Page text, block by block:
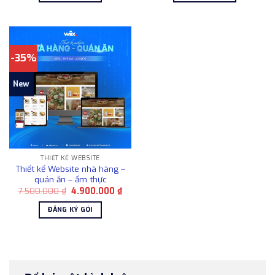
-35%
New
THIẾT KẾ WEBSITE
Thiết kế Website nhà hàng –
quán ăn – ẩm thực
7.500.000₫ Giá
là:
7.500.000 ₫.
4.900.000₫Giá
hiện
ĐĂNG KÝ GÓI